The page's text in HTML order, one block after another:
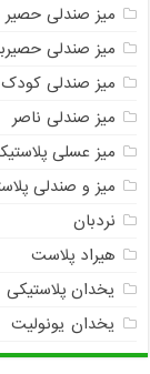
میز صندلی
میز صندلی
میز صندلی کودک
میز صندلی ناصر
میز عسلی
میز و صندلی
نردبان
هیراد پلاست
یخدان پلاستیکی
یخدان یونولیت